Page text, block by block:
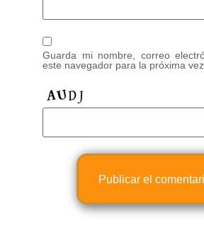
Guarda mi nombre, correo
este navegador para la próxima